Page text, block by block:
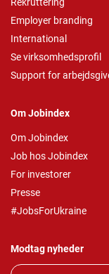
Employer branding
International
Se virksomhedsprofil
Support for
Om Jobindex
Om Jobindex
Job hos Jobindex
For investorer
Presse
#JobsForUkraine
Modtag nyheder